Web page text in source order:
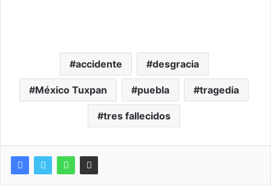
accidente desgracia
México Tuxpan puebla tragedia
tres fallecidos